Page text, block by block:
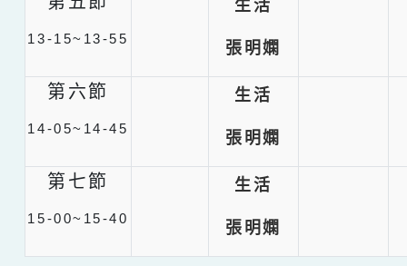
13-15~13-55
生活
張明嫻
第六節
14-05~14-45
生活
張明嫻
第七節
15-00~15-40
生活
張明嫻